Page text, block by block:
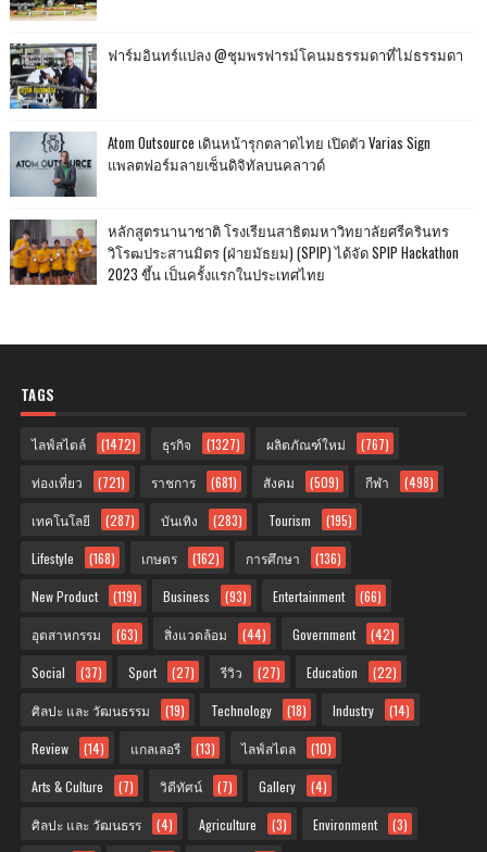
ฟาร์มอินทร์แปลง @ชุมพรฟารม์โคนมธรรมดาที่ไม่ธรรมดา
Atom Outsource เดินหน้ารุกตลาดไทย เปิดตัว Varias Sign
แพลตฟอร์มลายเซ็นดิจิทัลบนคลาวด์
หลักสูตรนานาชาติ โรงเรียนสาธิตมหาวิทยาลัยศรีครินทร
วิโรฒประสานมิตร (ฝ่ายมัธยม) (SPIP) ได้จัด SPIP Hackathon
2023 ขึ้น เป็นครั้งแรกในประเทศไทย
TAGS
ไลฟ์สไตล์ (1472) ธุรกิจ (1327) ผลิตภัณฑ์ใหม่ (767)
ท่องเที่ยว (721) ราชการ (681) สังคม (509) กีฬา (498)
เทคโนโลยี (287) บันเทิง (283) Tourism (195)
Lifestyle (168) เกษตร (162) การศึกษา (136)
New Product (119) Business (93) Entertainment (66)
อุตสาหกรรม (63) สิ่งแวดล้อม (44) Government (42)
Social (37) Sport (27) รีวิว (27) Education (22)
ศิลปะ และ วัฒนธรรม (19) Technology (18) Industry (14)
Review (14) แกลเลอรี (13) ไลฟ์สไตล (10)
Arts & Culture (7) วิดีทัศน์ (7) Gallery (4)
ศิลปะ และ วัฒนธรร (4) Agriculture (3) Environment (3)